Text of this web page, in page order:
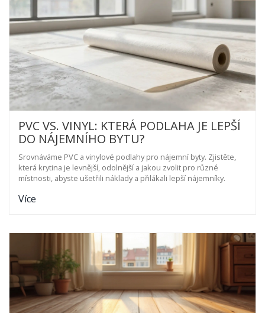
PVC VS. VINYL: KTERÁ PODLAHA JE LEPŠÍ
DO NÁJEMNÍHO BYTU?
Srovnáváme PVC a vinylové podlahy pro nájemní byty. Zjistěte,
která krytina je levnější, odolnější a jakou zvolit pro různé
místnosti, abyste ušetřili náklady a přilákali lepší nájemníky.
Více